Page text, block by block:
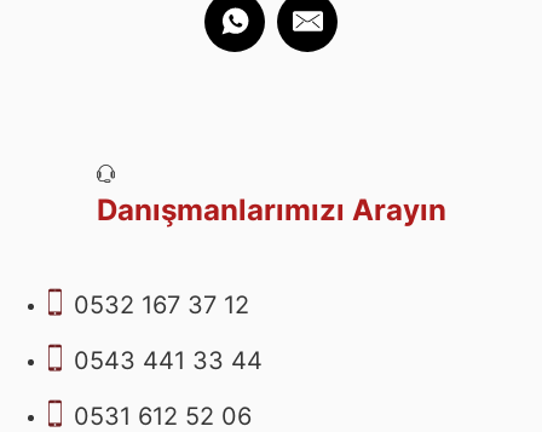
Danışmanlarımızı Arayın
0532 167 37 12
0543 441 33 44
0531 612 52 06